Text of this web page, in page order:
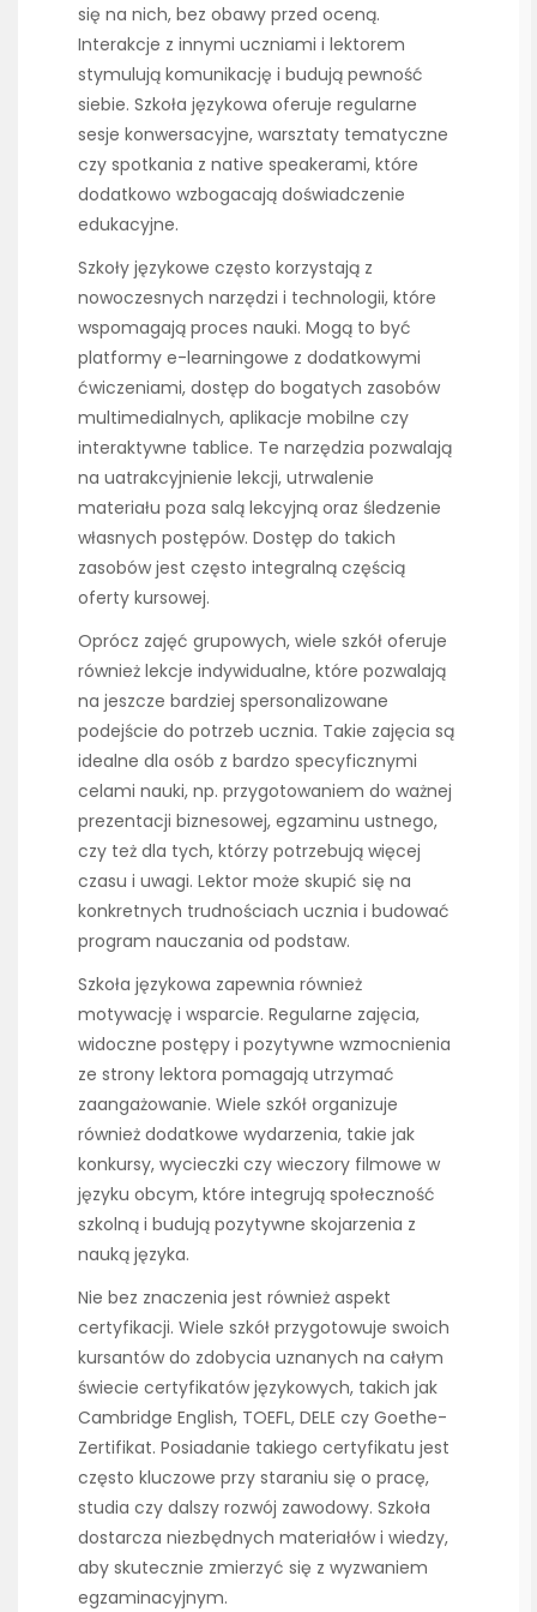
się na nich, bez obawy przed oceną.
Interakcje z innymi uczniami i lektorem
stymulują komunikację i budują pewność
siebie. Szkoła językowa oferuje regularne
sesje konwersacyjne, warsztaty tematyczne
czy spotkania z native speakerami, które
dodatkowo wzbogacają doświadczenie
edukacyjne.
Szkoły językowe często korzystają z
nowoczesnych narzędzi i technologii, które
wspomagają proces nauki. Mogą to być
platformy e-learningowe z dodatkowymi
ćwiczeniami, dostęp do bogatych zasobów
multimedialnych, aplikacje mobilne czy
interaktywne tablice. Te narzędzia pozwalają
na uatrakcyjnienie lekcji, utrwalenie
materiału poza salą lekcyjną oraz śledzenie
własnych postępów. Dostęp do takich
zasobów jest często integralną częścią
oferty kursowej.
Oprócz zajęć grupowych, wiele szkół oferuje
również lekcje indywidualne, które pozwalają
na jeszcze bardziej spersonalizowane
podejście do potrzeb ucznia. Takie zajęcia są
idealne dla osób z bardzo specyficznymi
celami nauki, np. przygotowaniem do ważnej
prezentacji biznesowej, egzaminu ustnego,
czy też dla tych, którzy potrzebują więcej
czasu i uwagi. Lektor może skupić się na
konkretnych trudnościach ucznia i budować
program nauczania od podstaw.
Szkoła językowa zapewnia również
motywację i wsparcie. Regularne zajęcia,
widoczne postępy i pozytywne wzmocnienia
ze strony lektora pomagają utrzymać
zaangażowanie. Wiele szkół organizuje
również dodatkowe wydarzenia, takie jak
konkursy, wycieczki czy wieczory filmowe w
języku obcym, które integrują społeczność
szkolną i budują pozytywne skojarzenia z
nauką języka.
Nie bez znaczenia jest również aspekt
certyfikacji. Wiele szkół przygotowuje swoich
kursantów do zdobycia uznanych na całym
świecie certyfikatów językowych, takich jak
Cambridge English, TOEFL, DELE czy Goethe-
Zertifikat. Posiadanie takiego certyfikatu jest
często kluczowe przy staraniu się o pracę,
studia czy dalszy rozwój zawodowy. Szkoła
dostarcza niezbędnych materiałów i wiedzy,
aby skutecznie zmierzyć się z wyzwaniem
egzaminacyjnym.